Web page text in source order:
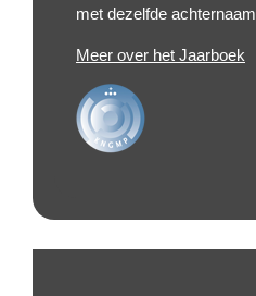
met dezelfde achternaam
Meer over het Jaarboek